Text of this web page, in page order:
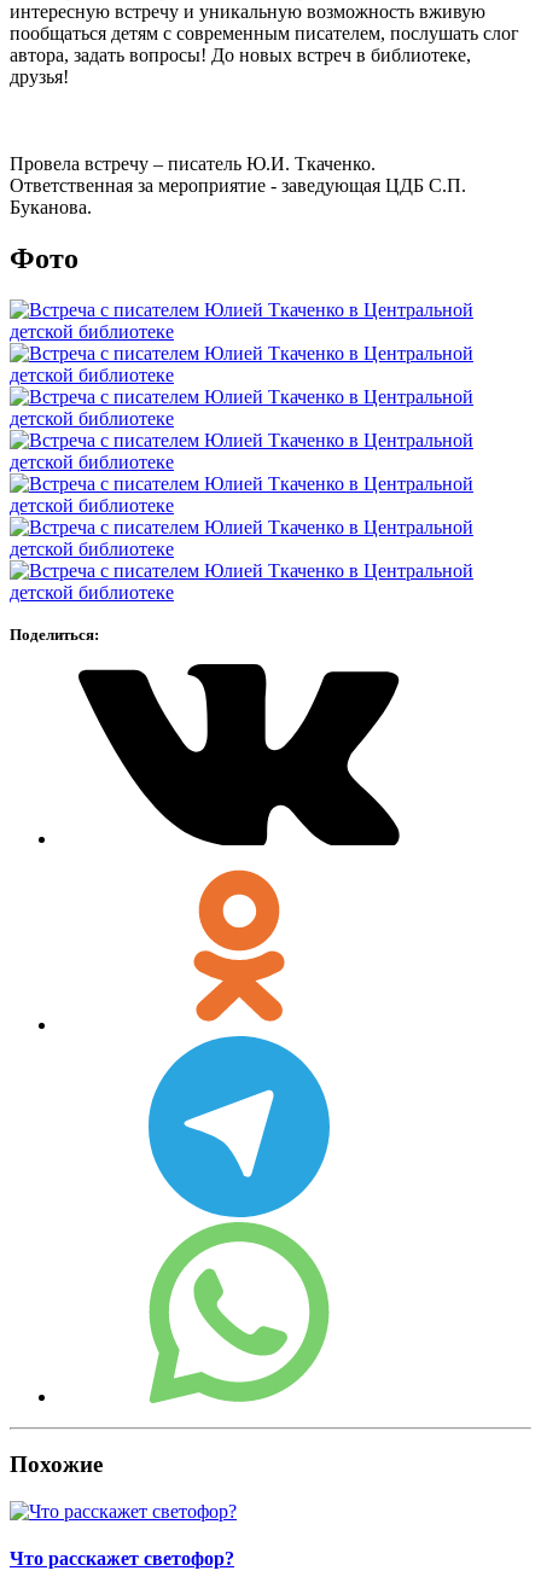
интересную встречу и уникальную возможность вживую
пообщаться детям с современным писателем, послушать слог
автора, задать вопросы! До новых встреч в библиотеке,
друзья!
Провела встречу – писатель Ю.И. Ткаченко.
Ответственная за мероприятие - заведующая ЦДБ С.П.
Буканова.
Фото
Поделиться:
Похожие
Что расскажет светофор?